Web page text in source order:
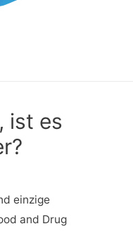
ist es
einzige
and Drug